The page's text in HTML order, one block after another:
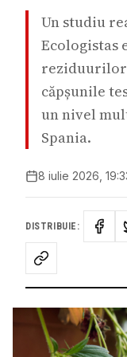
Un studiu
Ecologistas
reziduurilor
căpșunile
un nivel
Spania.
8 iulie 2026,
DISTRIBUIE: